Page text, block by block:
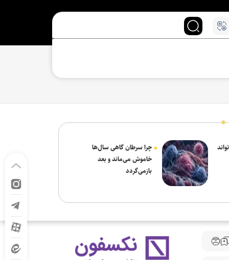
چرا سرطان گاهی سال‌ها
خاموش می‌ماند و بعد
بازمی‌گردد